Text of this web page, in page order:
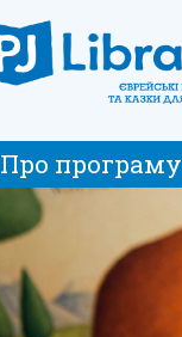
Про програму